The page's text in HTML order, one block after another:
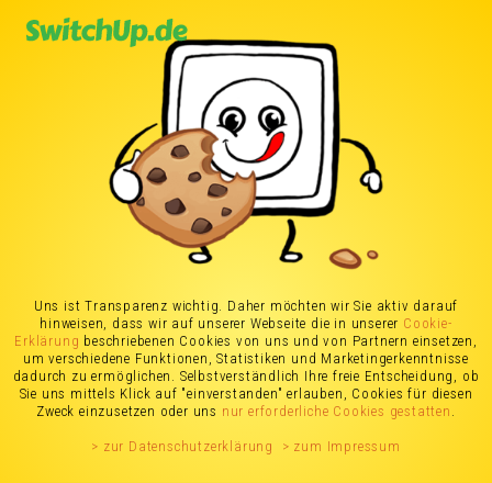
Uns ist Transparenz wichtig. Daher möchten wir Sie aktiv darauf
hinweisen, dass wir auf unserer Webseite die in unserer Cookie-
Erklärung beschriebenen Cookies von uns und von Partnern einsetzen,
um verschiedene Funktionen, Statistiken und Marketingerkenntnisse
dadurch zu ermöglichen. Selbstverständlich Ihre freie Entscheidung, ob
Sie uns mittels Klick auf "einverstanden" erlauben, Cookies für diesen
Zweck einzusetzen oder uns nur erforderliche Cookies gestatten .
> zur Datenschutzerklärung > zum Impressum
Wärmepumpe
Wärmepumpe
im Überblick
Wärmepumpe
Vor- & Nachteile
Wärmepumpe
Förderung
Die Wärmepumpe
eine umweltfreundliche
Alternative mit Sparpotenzial